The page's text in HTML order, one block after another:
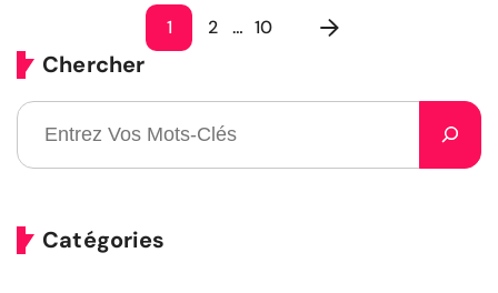
1 2 … 10
Chercher
Catégories